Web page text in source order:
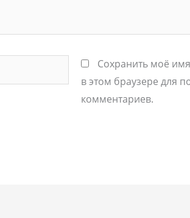
Сохранить моё
в этом браузере для
комментариев.